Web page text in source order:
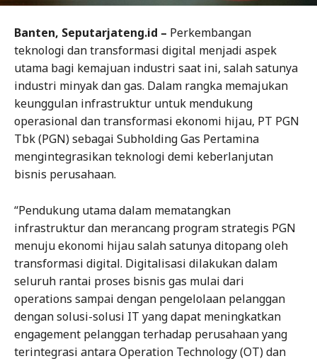
Banten, Seputarjateng.id – Perkembangan
teknologi dan transformasi digital menjadi aspek
utama bagi kemajuan industri saat ini, salah satunya
industri minyak dan gas. Dalam rangka memajukan
keunggulan infrastruktur untuk mendukung
operasional dan transformasi ekonomi hijau, PT PGN
Tbk (PGN) sebagai Subholding Gas Pertamina
mengintegrasikan teknologi demi keberlanjutan
bisnis perusahaan.
“Pendukung utama dalam mematangkan
infrastruktur dan merancang program strategis PGN
menuju ekonomi hijau salah satunya ditopang oleh
transformasi digital. Digitalisasi dilakukan dalam
seluruh rantai proses bisnis gas mulai dari
operations sampai dengan pengelolaan pelanggan
dengan solusi-solusi IT yang dapat meningkatkan
engagement pelanggan terhadap perusahaan yang
terintegrasi antara Operation Technology (OT) dan